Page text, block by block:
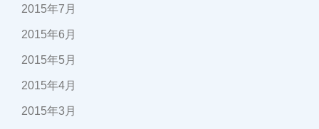
2015年7月
2015年6月
2015年5月
2015年4月
2015年3月